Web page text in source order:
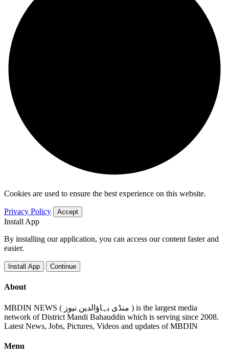
Cookies are used to ensure the best experience on this website.
Privacy Policy Accept
Install App
By installing our application, you can access our content faster and
easier.
Install App Continue
About
MBDIN NEWS ( منڈی بہاؤالدین نیوز ) is the largest media
network of District Mandi Bahauddin which is serving since 2008.
Latest News, Jobs, Pictures, Videos and updates of MBDIN
Menu